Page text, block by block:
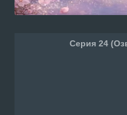
Серия 24